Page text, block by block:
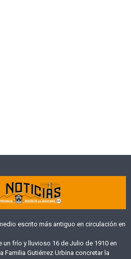
escrito más antiguo en circulación en
frío y lluvioso 16 de Julio de 1910 en
Familia Gutiérrez Urbina concretar la